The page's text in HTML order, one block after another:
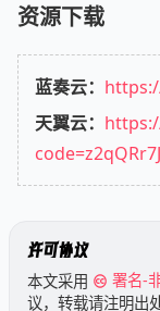
资源下载
蓝奏云：
天翼云：
许可协议
本文采用 署名-
议，转载请注明出处